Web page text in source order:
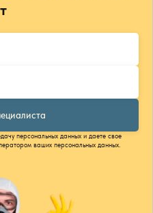
персональных данных и даете свое
ваших персональных данных.